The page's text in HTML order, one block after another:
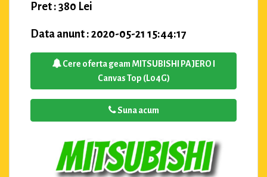
Pret : 380 Lei
Data anunt : 2020-05-21 15:44:17
Cere oferta geam MITSUBISHI PAJERO I
Canvas Top (L04G)
Suna acum